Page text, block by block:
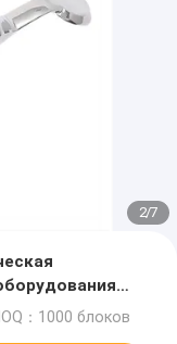
2/7
：1000 блоков